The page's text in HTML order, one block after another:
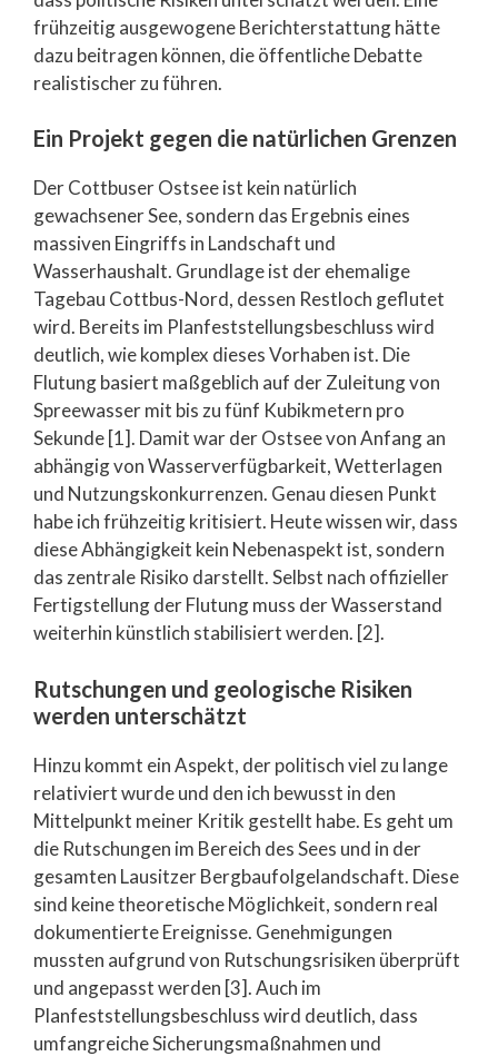
frühzeitig ausgewogene Berichterstattung hätte
dazu beitragen können, die öffentliche Debatte
realistischer zu führen.
Ein Projekt gegen die natürlichen Grenzen
Der Cottbuser Ostsee ist kein natürlich
gewachsener See, sondern das Ergebnis eines
massiven Eingriffs in Landschaft und
Wasserhaushalt. Grundlage ist der ehemalige
Tagebau Cottbus-Nord, dessen Restloch geflutet
wird. Bereits im Planfeststellungsbeschluss wird
deutlich, wie komplex dieses Vorhaben ist. Die
Flutung basiert maßgeblich auf der Zuleitung von
Spreewasser mit bis zu fünf Kubikmetern pro
Sekunde [1]. Damit war der Ostsee von Anfang an
abhängig von Wasserverfügbarkeit, Wetterlagen
und Nutzungskonkurrenzen. Genau diesen Punkt
habe ich frühzeitig kritisiert. Heute wissen wir, dass
diese Abhängigkeit kein Nebenaspekt ist, sondern
das zentrale Risiko darstellt. Selbst nach offizieller
Fertigstellung der Flutung muss der Wasserstand
weiterhin künstlich stabilisiert werden. [2].
Rutschungen und geologische Risiken
werden unterschätzt
Hinzu kommt ein Aspekt, der politisch viel zu lange
relativiert wurde und den ich bewusst in den
Mittelpunkt meiner Kritik gestellt habe. Es geht um
die Rutschungen im Bereich des Sees und in der
gesamten Lausitzer Bergbaufolgelandschaft. Diese
sind keine theoretische Möglichkeit, sondern real
dokumentierte Ereignisse. Genehmigungen
mussten aufgrund von Rutschungsrisiken überprüft
und angepasst werden [3]. Auch im
Planfeststellungsbeschluss wird deutlich, dass
umfangreiche Sicherungsmaßnahmen und